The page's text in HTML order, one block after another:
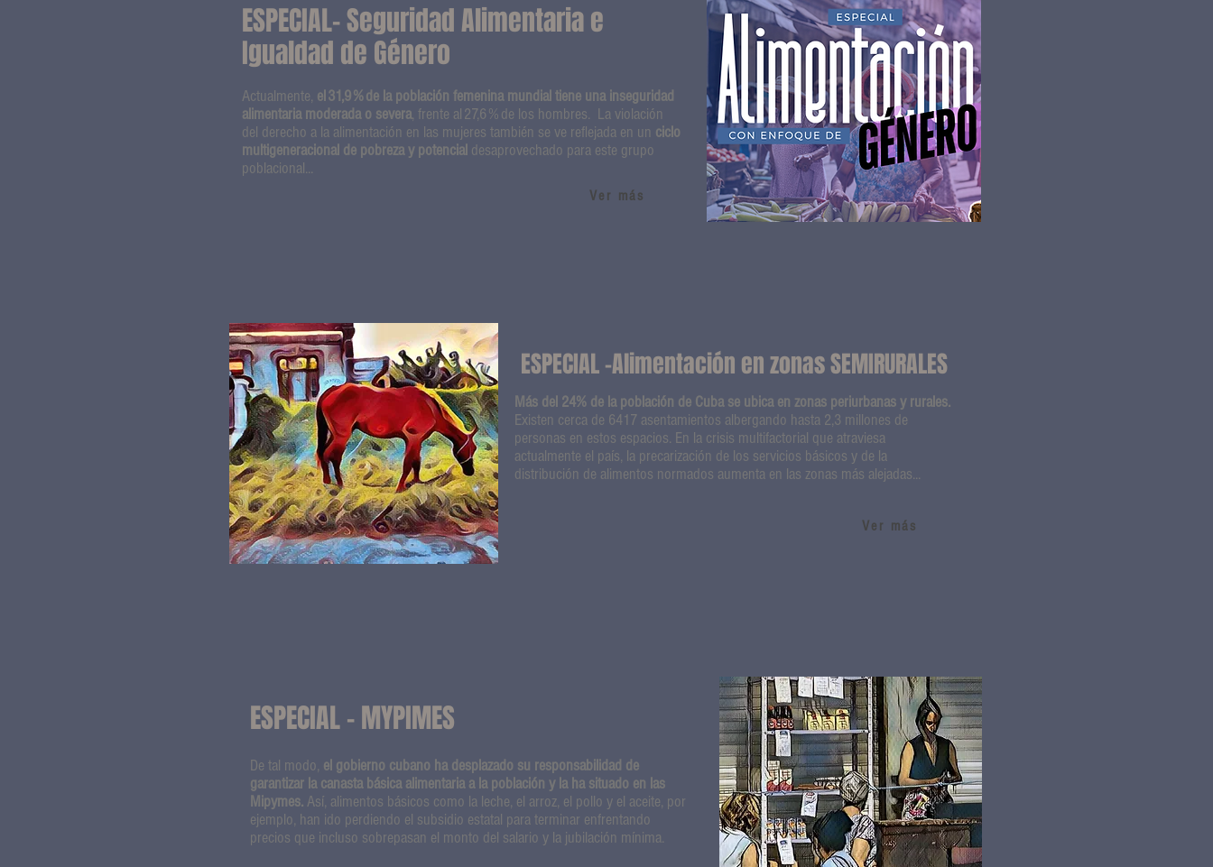
ESPECIAL- Seguridad Alimentaria e
Igualdad de Género
Actualmente, el 31,9 % de la población femenina mundial tiene una inseguridad
alimentaria moderada o severa, frente al 27,6 % de los hombres. La violación
del derecho a la alimentación en las mujeres también se ve reflejada en un ciclo
multigeneracional de pobreza y potencial desaprovechado para este grupo
poblacional...
Ver más
ESPECIAL -Alimentación en zonas SEMIRURALES
Más del 24% de la población de Cuba se ubica en zonas periurbanas y rurales.
Existen cerca de 6417 asentamientos albergando hasta 2,3 millones de
personas en estos espacios. En la crisis multifactorial que atraviesa
actualmente el país, la precarización de los servicios básicos y de la
distribución de alimentos normados aumenta en las zonas más alejadas...
Ver más
ESPECIAL - MYPIMES
De tal modo, el gobierno cubano ha desplazado su responsabilidad de
garantizar la canasta básica alimentaria a la población y la ha situado en las
Mipymes. Así, alimentos básicos como la leche, el arroz, el pollo y el aceite, por
ejemplo, han ido perdiendo el subsidio estatal para terminar enfrentando
precios que incluso sobrepasan el monto del salario y la jubilación mínima.